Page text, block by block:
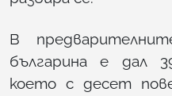
В
българина е дал
което с десет